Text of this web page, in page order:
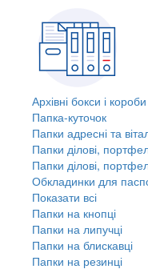
Архівні бокси і короби
Папка-куточок
Папки адресні та
Папки ділові,
Папки ділові,
Обкладинки для
Показати всі
Папки на кнопці
Папки на липучці
Папки на блискавці
Папки на резинці